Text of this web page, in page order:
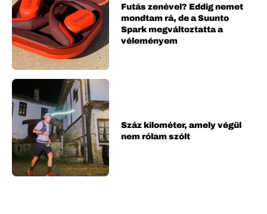
Futás zenével? Eddig nemet
mondtam rá, de a Suunto
Spark megváltoztatta a
véleményem
Száz kilométer, amely végül
nem rólam szólt